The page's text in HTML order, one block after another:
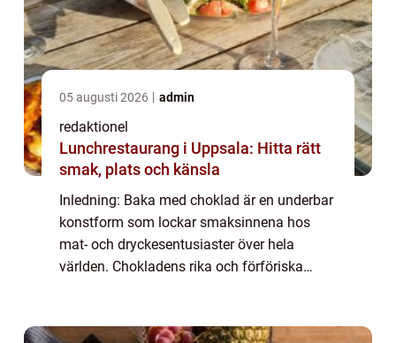
05 augusti 2026 admin
redaktionel
Lunchrestaurang i Uppsala: Hitta rätt
smak, plats och känsla
Inledning: Baka med choklad är en underbar
konstform som lockar smaksinnena hos
mat- och dryckesentusiaster över hela
världen. Chokladens rika och förföriska
utforska en ö...